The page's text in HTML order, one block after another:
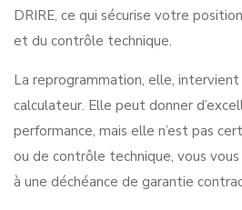
DRIRE, ce qui sécurise votre
et du contrôle technique.
La reprogrammation, elle,
calculateur. Elle peut donner
performance, mais elle n’est pas
ou de contrôle technique, vous
à une déchéance de garantie